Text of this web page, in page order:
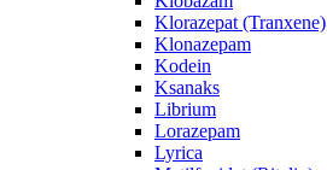
Klorazepat (Tranxene)
Klonazepam
Kodein
Ksanaks
Librium
Lorazepam
Lyrica